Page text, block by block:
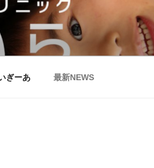
ら
ぎーあ 最新NEWS